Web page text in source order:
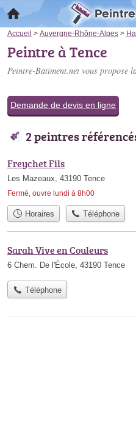
Accueil > Auvergne-Rhône-Alpes >
Peintre à Tence
Peintre-Batiment.net vous propose
Demande de devis en ligne
2 peintres
Freychet Fils
Les Mazeaux, 43190 Tence
Fermé, ouvre lundi à 8h00
Horaires Téléphone
Sarah Vive en Couleurs
6 Chem. De l'École, 43190 Tence
Téléphone